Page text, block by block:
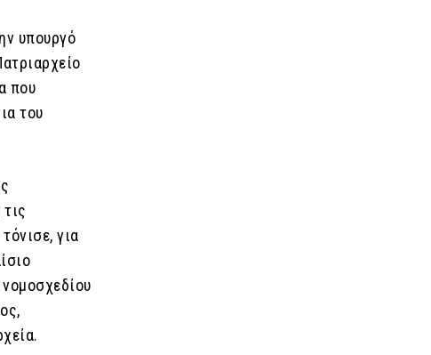
υπουργό
που
του
για